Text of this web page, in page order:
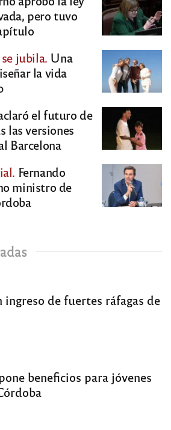
pero tuvo
jubila. Una
la vida
el futuro de
las versiones
Barcelona
Fernando
ministro de
de fuertes ráfagas de
beneficios para jóvenes